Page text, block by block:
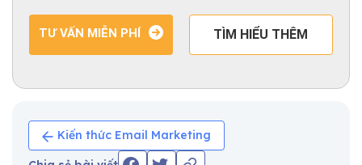
TƯ VẤN MIỄN PHÍ TÌM HIỂU THÊM
Kiến thức Email Marketing